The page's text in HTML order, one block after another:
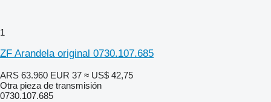
1
ZF Arandela original 0730.107.685
ARS 63.960 EUR 37 ≈ US$ 42,75
Otra pieza de transmisión
0730.107.685